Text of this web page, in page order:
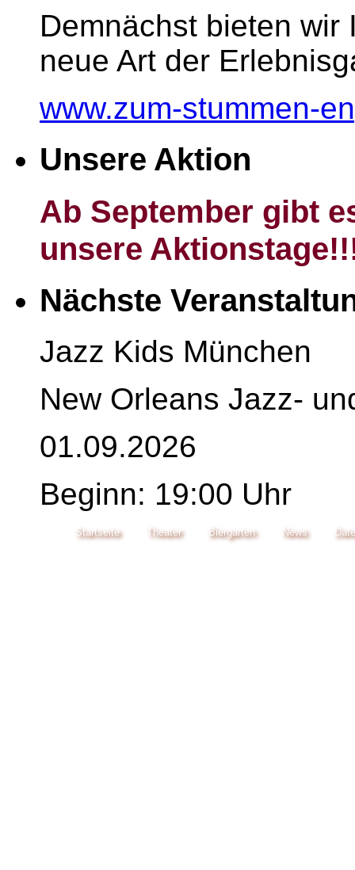
Demnächst bieten
neue Art der
www.zum-stummen-
Unsere Aktion
Ab September gibt
unsere
Nächste
Jazz Kids München
New Orleans Jazz-
01.09.2026
Beginn: 19:00 Uhr
Startseite Theater Biergarten News